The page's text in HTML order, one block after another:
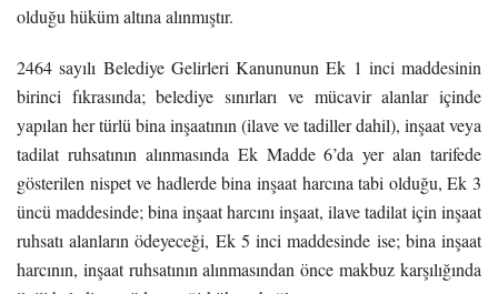
olduğu hüküm altına alınmıştır.
2464 sayılı Belediye Gelirleri Kanununun Ek 1 inci maddesinin
birinci fıkrasında; belediye sınırları ve mücavir alanlar içinde
yapılan her türlü bina inşaatının (ilave ve tadiller dahil), inşaat veya
tadilat ruhsatının alınmasında Ek Madde 6’da yer alan tarifede
gösterilen nispet ve hadlerde bina inşaat harcına tabi olduğu, Ek 3
üncü maddesinde; bina inşaat harcını inşaat, ilave tadilat için inşaat
ruhsatı alanların ödeyeceği, Ek 5 inci maddesinde ise; bina inşaat
harcının, inşaat ruhsatının alınmasından önce makbuz karşılığında